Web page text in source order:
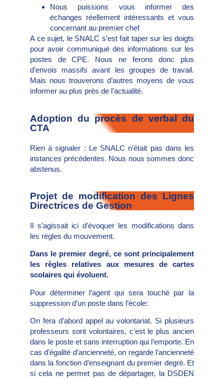
Nous puissions vous informer des
échanges réellement intéressants et vous
concernant au premier chef
A ce sujet, le SNALC s’est fait taper sur les doigts
pour avoir communiqué des informations sur les
postes de CPE. Nous ne ferons donc plus
d’envois massifs avant les groupes de travail.
Mais nous trouverons d’autres moyens de vous
informer au plus près de l’actualité.
Adoption du procès de verbal du
CTA
Rien à signaler : Le SNALC n’était pas dans les
instances précédentes. Nous nous sommes donc
abstenus.
Projet de modification des Lignes
Directrices de Gestion
Il s’agissait ici d’évoquer les modifications dans
les règles du mouvement.
Dans le premier degré, ce sont principalement
les règles relatives aux mesures de cartes
scolaires qui évoluent.
Pour déterminer l’agent qui sera touché par la
suppression d’un poste dans l’école:
On fera d’abord appel au volontariat. Si plusieurs
professeurs sont volontaires, c’est le plus ancien
dans le poste et sans interruption qui l’emporte. En
cas d’égalité d’ancienneté, on regarde l’ancienneté
dans la fonction d’enseignant du premier degré. Et
si cela ne permet pas de départager, la DSDEN